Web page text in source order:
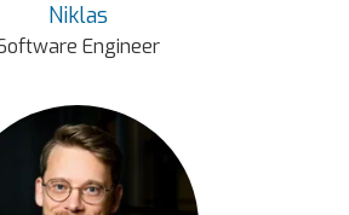
Niklas
Engineer